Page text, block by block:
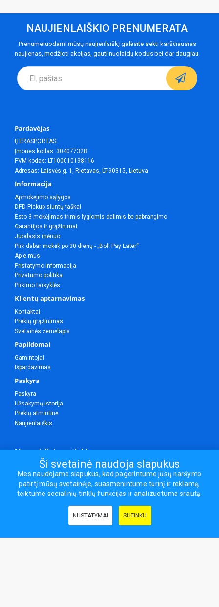
NAUJIENLAIŠKIO PRENUMERATA
Prenumeruodami mūsų naujienlaiškį galėsite sekti karščiausias
naujienas, medžioti akcijas, gauti nuolaidų kodus bei dar daugiau.
Pardavėjas
IĮ ERASPORTAS
Įmones kodas: 304077328
PVM kodas: LT100010198116
Adresas: Laisvės g. 1, Rietavas, LT-90315, Lietuva
Informacija
Apmokėjimo sąlygos
DPD Pickup siuntų taškai
Esto 3 mokėjimas trimis lygiomis dalimis be pabrangimo
Garantijos ir grąžinimai
Juodasis mėnuo
Pirk dabar mokėk po 30 dienų - „Bolt Pay Later“
Apie mus
Pristatymo informacija
Privatumo politika
Pirkimo taisyklės
Klientų aptarnavimas
Kontaktai
Prekių grąžinimas
Svetainės žemėlapis
Papildomai
Gamintojai
Išpardavimas
Paskyra
Paskyra
Užsakymų istorija
Prekių atmintinė
Naujienlaiškis
Mes socialiniuose tinkluose
Visos teisės saugomos.
Sporto ir laisvalaikio prekės, maisto papildai - erasportas.lt © 2026
Ši svetainė naudoja slapukus
Mes naudojame slapukus, kad pagerintume jūsų naršymo
patirtį mūsų svetainėje, suasmenintume turinį ir reklamą,
teiktume socialinių tinklų funkcijas ir analizuotume srautą.
NUSTATYMAI SUTINKU